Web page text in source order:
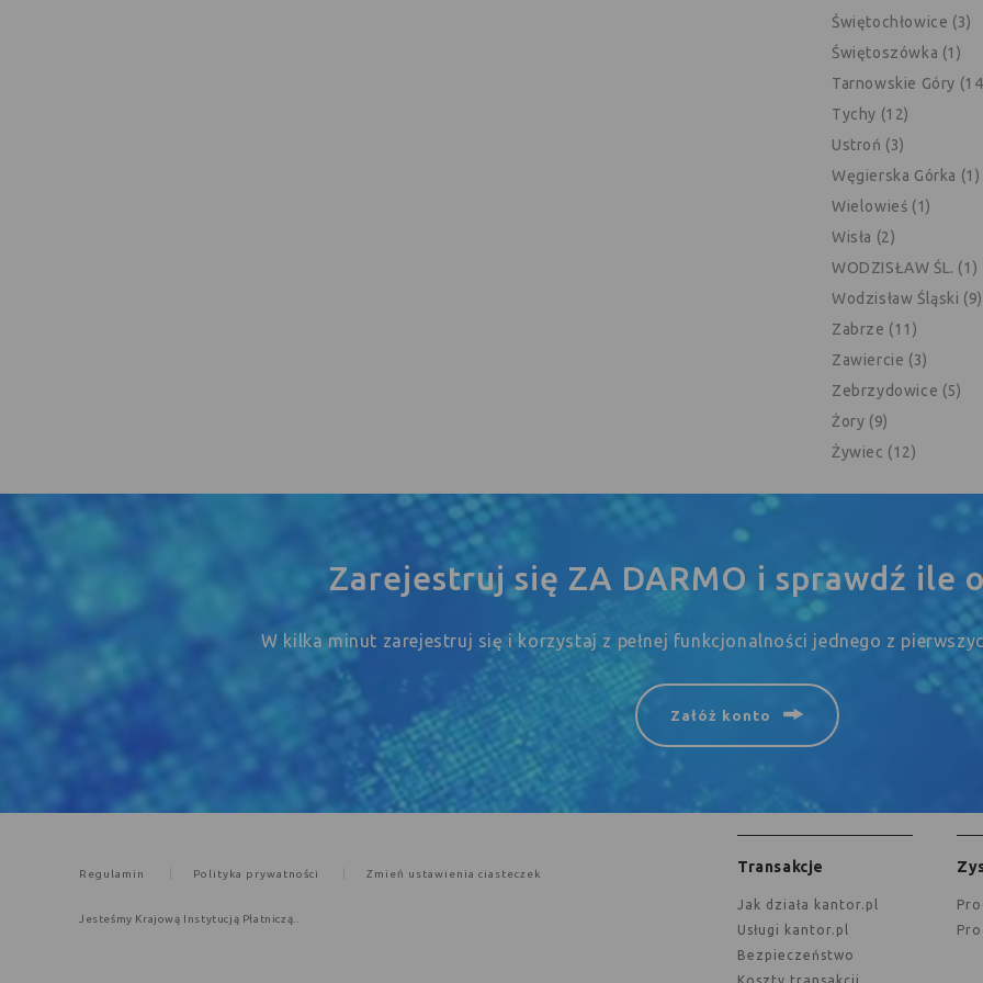
Świętochłowice (3)
Świętoszówka (1)
Tarnowskie Góry
Tychy (12)
Ustroń (3)
Węgierska Górka (1)
Wielowieś (1)
Wisła (2)
WODZISŁAW ŚL. (1)
Wodzisław Śląski (9)
Zabrze (11)
Zawiercie (3)
Zebrzydowice (5)
Żory (9)
Żywiec (12)
Zarejestruj się ZA DARMO i sprawdź ile
W kilka minut zarejestruj się i korzystaj z pełnej funkcjonalności jednego z
Załóż konto
Regulamin Polityka prywatności Zmień ustawienia ciasteczek
Jesteśmy Krajową Instytucją Płatniczą..
Transakcje
jak działa kantor.pl
Usługi kantor.pl
Bezpieczeństwo